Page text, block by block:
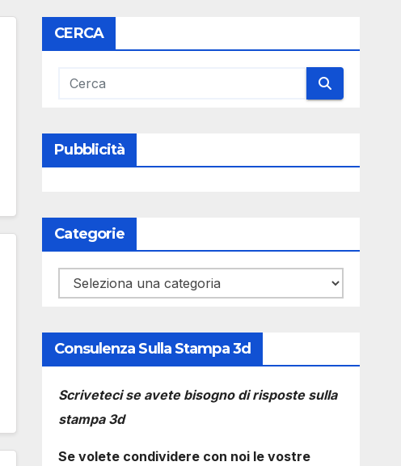
CERCA
Pubblicità
Categorie
Categorie
Consulenza Sulla Stampa 3d
Scriveteci se avete bisogno di risposte sulla
stampa 3d
Se volete condividere con noi le vostre